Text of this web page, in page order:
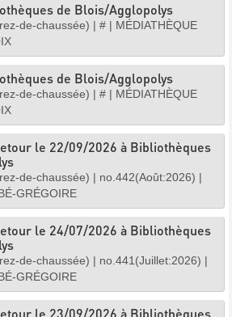
de Blois/Agglopolys
de-chaussée) | # | MÉDIATHÈQUE
de Blois/Agglopolys
de-chaussée) | # | MÉDIATHÈQUE
le 22/09/2026 à Bibliothèques
de-chaussée) | no.442(Août:2026) |
GRÉGOIRE
le 24/07/2026 à Bibliothèques
de-chaussée) | no.441(Juillet:2026) |
GRÉGOIRE
le 23/09/2026 à Bibliothèques